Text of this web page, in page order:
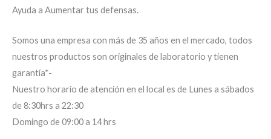
Ayuda a Aumentar tus defensas.
Somos una empresa con más de 35 años en el mercado, todos
nuestros productos son originales de laboratorio y tienen
garantía*-
Nuestro horario de atención en el local es de Lunes a sábados
de 8:30hrs a 22:30
Domingo de 09:00 a 14 hrs